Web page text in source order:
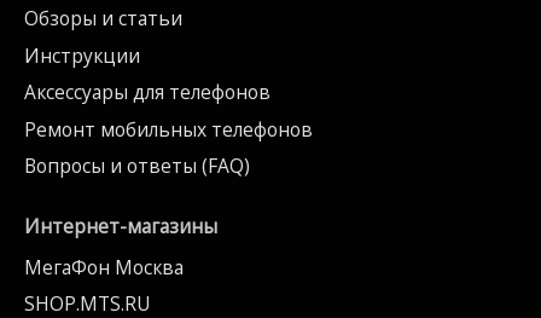
Обзоры и статьи
Инструкции
Аксессуары для телефонов
Ремонт мобильных телефонов
Вопросы и ответы (FAQ)
Интернет-магазины
МегаФон Москва
SHOP.MTS.RU